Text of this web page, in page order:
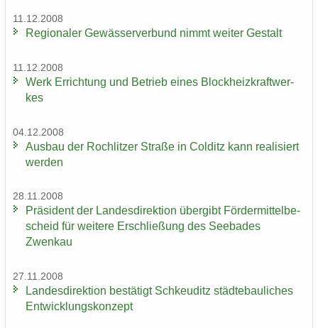
11.12.2008
Re­gio­na­ler Ge­wäs­ser­ver­bund nimmt wei­ter Ge­stalt
11.12.2008
Werk Er­rich­tung und Be­trieb eines Block­heiz­kraft­wer­
kes
04.12.2008
Aus­bau der Roch­lit­zer Stra­ße in Col­ditz kann rea­li­siert
wer­den
28.11.2008
Prä­si­dent der Lan­des­di­rek­ti­on über­gibt För­der­mit­tel­be­
scheid für wei­te­re Er­schlie­ßung des See­ba­des
Zwenkau
27.11.2008
Lan­des­di­rek­ti­on be­stä­tigt Schkeu­ditz städ­te­bau­li­ches
Ent­wick­lungs­kon­zept